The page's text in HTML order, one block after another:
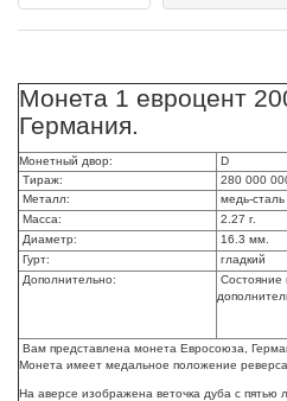
Монета 1 евроцент
Германия.
Монетный двор:
D
Тираж:
280 000
Металл:
медь-сталь
Масса:
2.27 г.
Диаметр:
16.3 мм.
Гурт:
гладкий
Дополнительно:
Состояние
Вам представлена монета Евросоюза,
Монета имеет медальное положение реверса
На аверсе изображена веточка дуба с пятью